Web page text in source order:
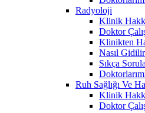
Radyoloji
Klinik
Doktor
Klinikten
Nasıl
Sıkça
Ruh Sağlığı Ve
Klinik
Doktor